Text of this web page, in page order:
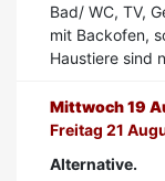
Bad/ WC, TV,
mit Backofen,
Haustiere sind
Mittwoch 19
Freitag 21
Alternative.